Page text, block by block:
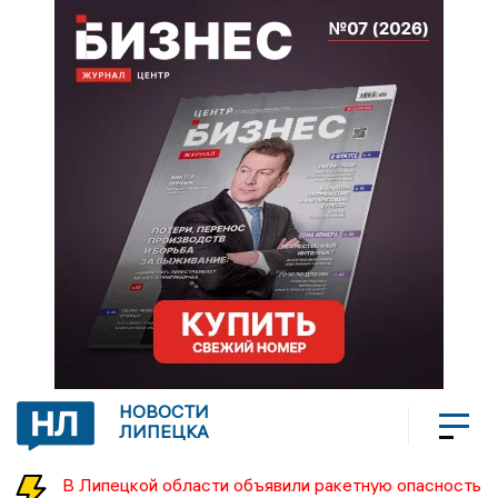
НОВОСТИ
ЛИПЕЦКА
В Липецкой области объявили ракетную опасность